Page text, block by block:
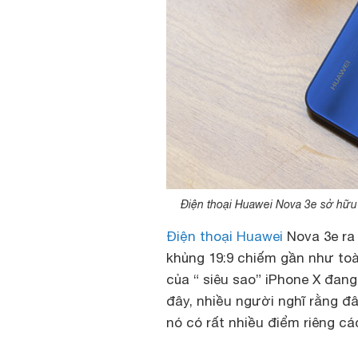
Điện thoại Huawei Nova 3e sở
Điện thoại Huawei Nova 3e
khủng 19:9 chiếm gần như
của “ siêu sao” iPhone X
đây, nhiều người nghĩ rằng
nó có rất nhiều điểm riêng